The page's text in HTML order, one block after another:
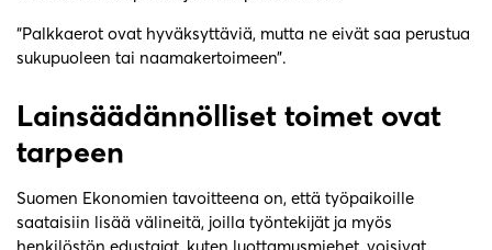
“Palkkaerot ovat hyväksyttäviä, mutta ne eivät saa perustua
sukupuoleen tai naamakertoimeen”.
Lainsäädännölliset toimet ovat
tarpeen
Suomen Ekonomien tavoitteena on, että työpaikoille
saataisiin lisää välineitä, joilla työntekijät ja myös